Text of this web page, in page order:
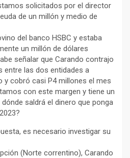
solicitados por el director
de un millón y medio de
del banco HSBC y estaba
un millón de dólares
señalar que Carando contrajo
entre las dos entidades a
y cobró casi P4 millones el mes
con este margen y tiene un
saldrá el dinero que ponga
es necesario investigar su
(Norte correntino), Carando